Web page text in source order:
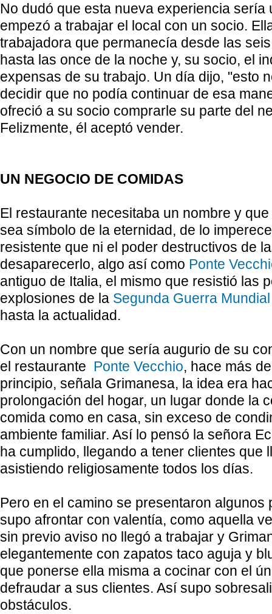
No dudó que esta nueva experiencia sería
empezó a trabajar el local con un socio.
trabajadora que permanecía desde las
hasta las once de la noche y, su socio, el
expensas de su trabajo. Un día dijo, "esto
decidir que no podía continuar de esa
ofreció a su socio comprarle su parte del
Felizmente, él aceptó vender.
UN NEGOCIO DE COMIDAS
El restaurante necesitaba un nombre y
sea símbolo de la eternidad, de lo
resistente que ni el poder destructivos de
desaparecerlo, algo así como Ponte
antiguo de Italia, el mismo que resistió las
explosiones de la Segunda Guerra Mundial
hasta la actualidad.
Con un nombre que sería augurio de su
el restaurante Ponte Vecchio, hace más
principio, señala Grimanesa, la idea era
prolongación del hogar, un lugar donde la
comida como en casa, sin exceso de
ambiente familiar. Así lo pensó la señora
ha cumplido, llegando a tener clientes que
asistiendo religiosamente todos los días.
Pero en el camino se presentaron algunos
supo afrontar con valentía, como aquella
sin previo aviso no llegó a trabajar y
elegantemente con zapatos taco aguja y
que ponerse ella misma a cocinar con el
defraudar a sus clientes. Así supo
obstáculos.